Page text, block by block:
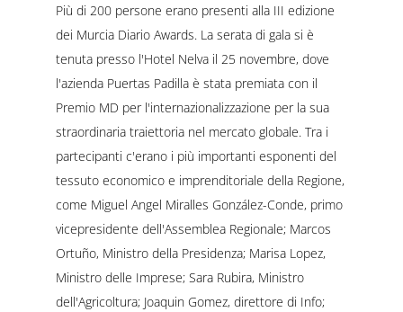
Più di 200 persone erano presenti alla III edizione
dei Murcia Diario Awards. La serata di gala si è
tenuta presso l'Hotel Nelva il 25 novembre, dove
l'azienda Puertas Padilla è stata premiata con il
Premio MD per l'internazionalizzazione per la sua
straordinaria traiettoria nel mercato globale. Tra i
partecipanti c'erano i più importanti esponenti del
tessuto economico e imprenditoriale della Regione,
come Miguel Angel Miralles González-Conde, primo
vicepresidente dell'Assemblea Regionale; Marcos
Ortuño, Ministro della Presidenza; Marisa Lopez,
Ministro delle Imprese; Sara Rubira, Ministro
dell'Agricoltura; Joaquin Gomez, direttore di Info;